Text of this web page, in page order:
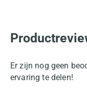
Er zijn nog geen
ervaring te delen!